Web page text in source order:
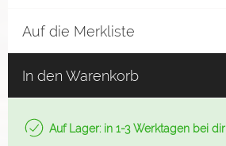
Auf die Merkliste
In den Warenkorb
Auf Lager: in 1-3 Werktagen bei dir